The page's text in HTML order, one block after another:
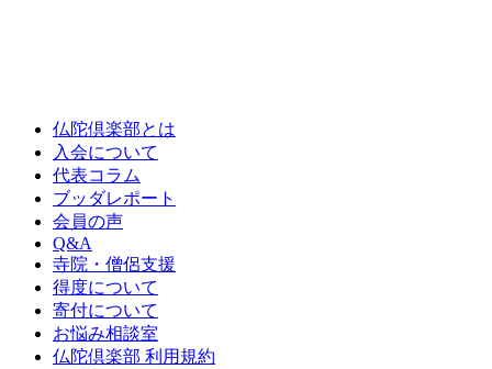
仏陀倶楽部とは
入会について
代表コラム
ブッダレポート
会員の声
Q&A
寺院・僧侶支援
得度について
寄付について
お悩み相談室
仏陀倶楽部 利用規約